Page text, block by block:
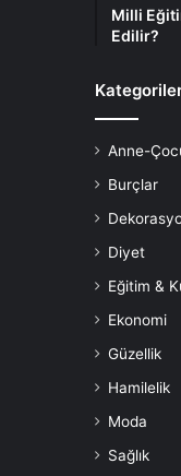
Milli
Edilir?
Anne-
Burçlar
Diyet
Eğitim &
Ekonomi
Güzellik
Hamilelik
Moda
Sağlık